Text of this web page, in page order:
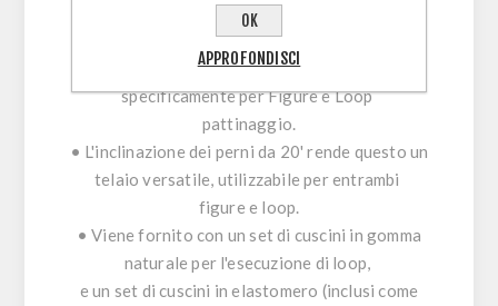
utilizzabile per
la disciplina dei Loop.
• Lo Spin è un telaio senza toestop, progettato
specificamente per Figure e Loop
pattinaggio.
• L'inclinazione dei perni da 20' rende questo un
telaio versatile, utilizzabile per entrambi
figure e loop.
• Viene fornito con un set di cuscini in gomma
naturale per l'esecuzione di loop,
e un set di cuscini in elastomero (inclusi come
OK
APPROFONDISCI